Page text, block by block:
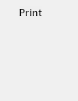
Print